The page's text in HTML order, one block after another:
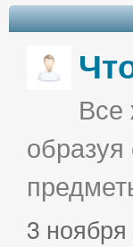
Все
3